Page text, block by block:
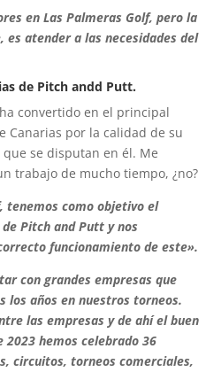
en Las Palmeras Golf, pero la
atender a las necesidades del
de Pitch andd Putt.
convertido en el principal
Canarias por la calidad de su
se disputan en él. Me
trabajo de mucho tiempo, ¿no?
tenemos como objetivo el
Pitch and Putt y nos
funcionamiento de este».
con grandes empresas que
los años en nuestros torneos.
las empresas y de ahí el buen
hemos celebrado 36
circuitos, torneos comerciales,